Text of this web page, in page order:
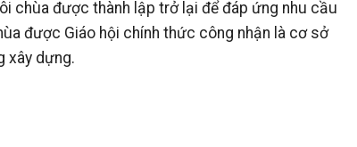
chùa được thành lập trở lại để đáp ứng nhu cầu
được Giáo hội chính thức công nhận là cơ sở
xây dựng.